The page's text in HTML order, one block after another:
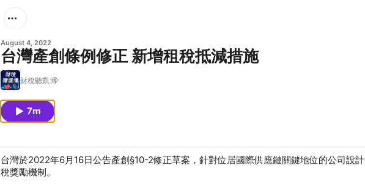
August 4, 2022
台灣產創條例修正 新增租稅抵減措施
財稅聽凱博
7m
台灣於2022年6月16日公告產創§10-2修正草案，針對位居國際供應鏈關鍵地位的公司設
稅獎勵機制。